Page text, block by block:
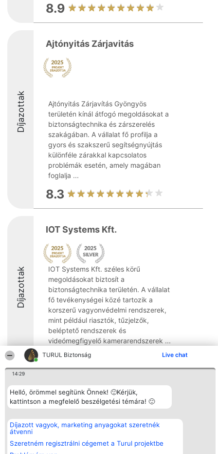
TURUL Biztonság Live chat
14:29
Helló, örömmel segítünk Önnek! 🙂Kérjük,
kattintson a megfelelő beszélgetési témára! 🙂
Díjazott vagyok, marketing anyagokat szeretnék
átvenni
Szeretném regisztrálni cégemet a Turul projektbe
8.9
Díjazottak
Ajtónyitás Zárjavitás
Ajtónyitás Zárjavítás Gyöngyös
területén kínál átfogó megoldásokat a
biztonságtechnika és zárszerelés
szakágában. A vállalat fő profilja a
gyors és szakszerű segítségnyújtás
különféle zárakkal kapcsolatos
problémák esetén, amely magában
foglalja ...
8.3
Díjazottak
IOT Systems Kft.
IOT Systems Kft. széles körű
megoldásokat biztosít a
biztonságtechnika területén. A vállalat
fő tevékenységei közé tartozik a
korszerű vagyonvédelmi rendszerek,
mint például riasztók, tűzjelzők,
beléptető rendszerek és
videómegfigyelő kamerarendszerek ...
8.6
Rangsorszervező
SC Beautiful Company S.R.L.
Bulevardul Aleea Timișul De
4, Ap. 13
Bukarest 53-238
tel: +363 033 425 71
Népszavazás
Nyertesek
Az összes
listája
Szabályok
Polityka
Elérhetőség